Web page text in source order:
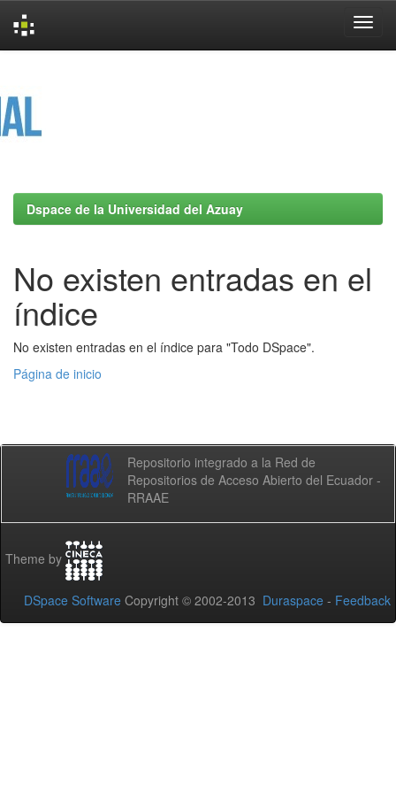
Dspace de la Universidad del Azuay
No existen entradas en el
índice
No existen entradas en el índice para "Todo DSpace".
Página de inicio
Repositorio integrado a la Red de
Repositorios de Acceso Abierto del Ecuador -
RRAAE
Theme by
DSpace Software Copyright © 2002-2013 Duraspace - Feedback